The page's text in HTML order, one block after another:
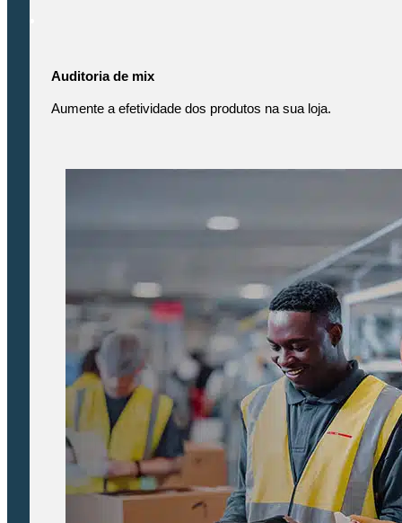
Auditoria de mix
Aumente a efetividade dos produtos na sua loja.